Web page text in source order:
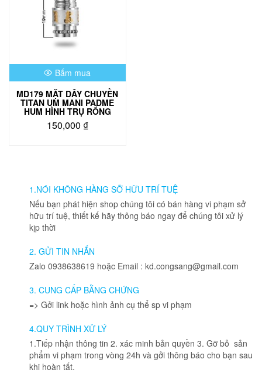
Bấm mua
MD179 MẶT DÂY CHUYỀN
TITAN UM MANI PADME
HUM HÌNH TRỤ RỔNG
150,000 ₫
1.NÓI KHÔNG HÀNG SỠ HỮU TRÍ TUỆ
Nếu bạn phát hiện shop chúng tôi có bán hàng vi phạm sở
hữu trí tuệ, thiết kế hãy thông báo ngay để chúng tôi xử lý
kịp thời
2. GỬI TIN NHẮN
Zalo 0938638619 hoặc Email : kd.congsang@gmail.com
3. CUNG CẤP BẰNG CHỨNG
=> Gởi link hoặc hình ảnh cụ thể sp vi phạm
4.QUY TRÌNH XỬ LÝ
1.Tiếp nhận thông tin 2. xác minh bản quyền 3. Gỡ bỏ sản
phẩm vi phạm trong vòng 24h và gởi thông báo cho bạn sau
khi hoàn tất.